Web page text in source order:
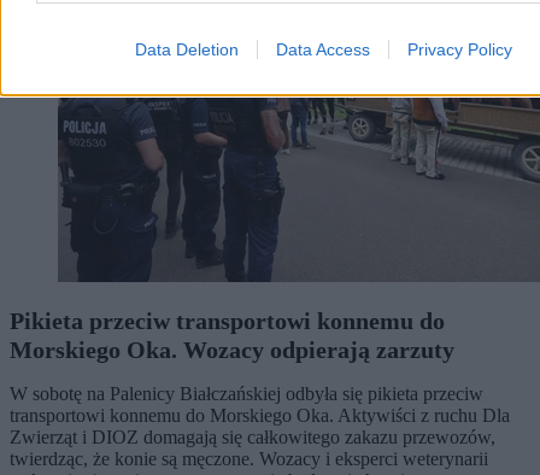
Data Deletion Data Access Privacy Policy
Pikieta przeciw transportowi konnemu do
Morskiego Oka. Wozacy odpierają zarzuty
W sobotę na Palenicy Białczańskiej odbyła się pikieta przeciw
transportowi konnemu do Morskiego Oka. Aktywiści z ruchu Dla
Zwierząt i DIOZ domagają się całkowitego zakazu przewozów,
twierdząc, że konie są męczone. Wozacy i eksperci weterynarii